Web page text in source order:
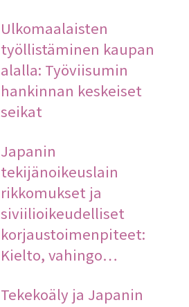
Ulkomaalaisten
työllistäminen kaupan
alalla: Työviisumin
hankinnan keskeiset
seikat
Japanin
tekijänoikeuslain
rikkomukset ja
siviilioikeudelliset
korjaustoimenpiteet:
Kielto, vahingo…
Tekekoäly ja Japanin